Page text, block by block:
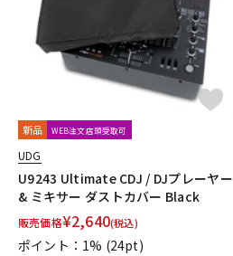
新品 WEB注文店頭受取可
UDG
U9243 Ultimate CDJ / DJプレーヤー
& ミキサー ダストカバー Black
販売価格¥2,640(税込)
ポイント：1% (24pt)